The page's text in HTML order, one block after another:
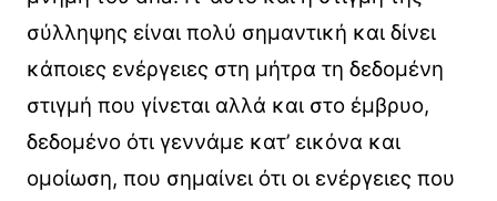
σύλληψης είναι πολύ σημαντική και δίνει
κάποιες ενέργειες στη μήτρα τη δεδομένη
στιγμή που γίνεται αλλά και στο έμβρυο,
δεδομένο ότι γεννάμε κατ’ εικόνα και
ομοίωση, που σημαίνει ότι οι ενέργειες που